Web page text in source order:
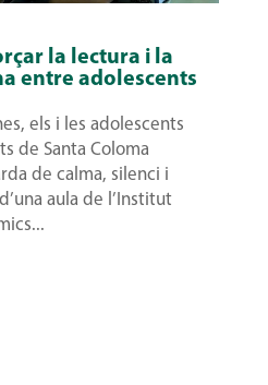
la lectura i la
entre adolescents
els i les adolescents
de Santa Coloma
de calma, silenci i
aula de l’Institut